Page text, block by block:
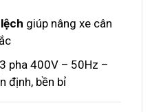
giúp nâng xe cân
3 pha 400V – 50Hz –
định, bền bỉ